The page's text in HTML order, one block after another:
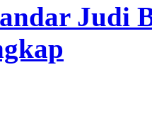
Judi